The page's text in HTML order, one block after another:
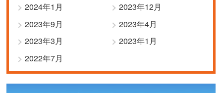
2024年1月
2023年12月
2023年9月
2023年4月
2023年3月
2023年1月
2022年7月